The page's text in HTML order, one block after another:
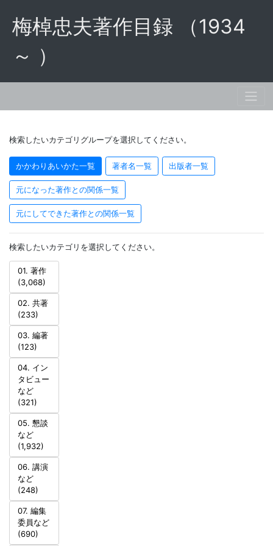
梅棹忠夫著作目録 （1934
～ ）
検索したいカテゴリグループを選択してください。
かかわりあいかた一覧 著者名一覧 出版者一覧
元になった著作との関係一覧
元にしてできた著作との関係一覧
検索したいカテゴリを選択してください。
01. 著作
(3,068)
02. 共著
(233)
03. 編著
(123)
04. イン
タビュー
など
(321)
05. 懇談
など
(1,932)
06. 講演
など
(248)
07. 編集
委員など
(690)